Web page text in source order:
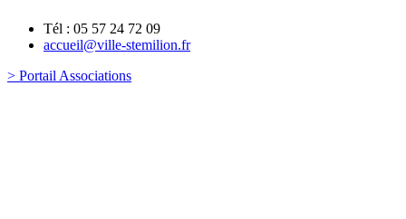
Tél : 05 57 24 72 09
accueil@ville-stemilion.fr
> Portail Associations